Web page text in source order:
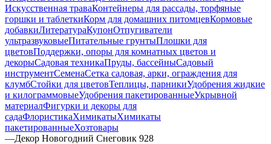
Искусственная траваКонтейнеры для рассады, торфяные
горшки и таблеткиКорм для домашних питомцевКормовые
добавкиЛитератураКупонОтпугиватели
ультразвуковыеПитательные грунтыПлошки для
цветовПоддержки, опоры для комнатных цветов и
декорыСадовая техникаПруды, бассейныСадовый
инструментСеменаСетка садовая, арки, ограждения для
клумбСтойки для цветовТеплицы, парникиУдобрения жидкие
и килограммовыеУдобрения пакетированныеУкрывной
материалФигурки и декоры для
садаФлористикаХимикатыХимикаты
пакетированныеХозтовары
—Декор Новогодний Снеговик 928